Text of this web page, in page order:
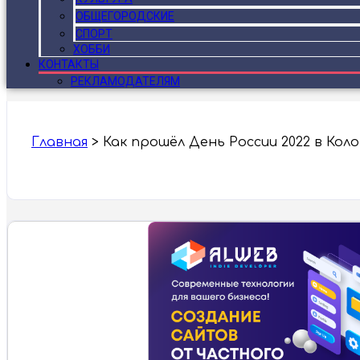
ОБЩЕГОРОДСКИЕ
СПОРТ
ХОББИ
КОНТАКТЫ
РЕКЛАМОДАТЕЛЯМ
Главная > Как прошёл День России 2022 в